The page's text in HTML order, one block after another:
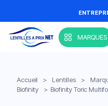
MARQUES
Accueil > Lentilles >
Biofinity
> Biofinity Toric